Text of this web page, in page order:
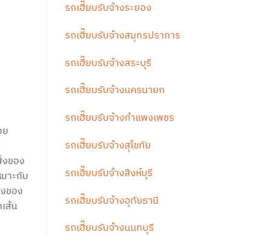
ย
ของ
าะกับ
ของ
ส้น
รถเฮี๊ยบรับจ้างระยอง
รถเฮี๊ยบรับจ้างสมุทรปราการ
รถเฮี๊ยบรับจ้างสระบุรี
รถเฮี๊ยบรับจ้างนครนายก
รถเฮี๊ยบรับจ้างกำแพงเพชร
รถเฮี๊ยบรับจ้างสุโขทัย
รถเฮี๊ยบรับจ้างสิงห์บุรี
รถเฮี๊ยบรับจ้างอุทัยธานี
รถเฮี๊ยบรับจ้างนนทบุรี